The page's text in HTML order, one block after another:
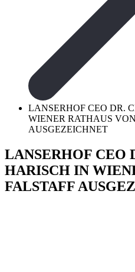
LANSERHOF CEO DR.
WIENER RATHAUS
AUSGEZEICHNET
LANSERHOF CEO
HARISCH IN
FALSTAFF